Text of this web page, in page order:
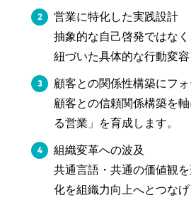
営業に特化した実践設計
抽象的な自己啓発ではな
紐づいた具体的な行動変容
顧客との関係性構築にフ
顧客との信頼関係構築を
る営業」を育成します。
組織変革への波及
共通言語・共通の価値観
化を組織力向上へとつなげ